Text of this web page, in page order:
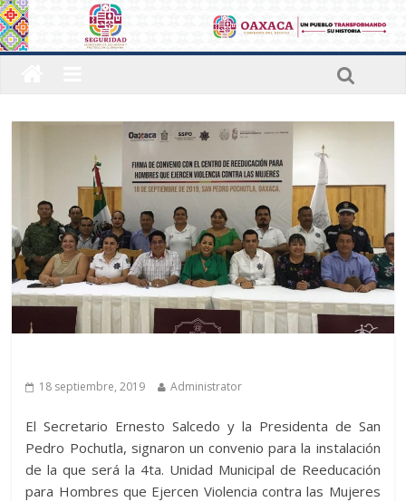
18 septiembre, 2019
Administrator
El Secretario Ernesto Salcedo y la Presidenta de San
Pedro Pochutla, signaron un convenio para la instalación
de la que será la 4ta. Unidad Municipal de Reeducación
para Hombres que Ejercen Violencia contra las Mujeres